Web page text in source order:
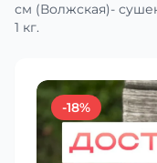
см (Волжская)-
1 кг.
-18%